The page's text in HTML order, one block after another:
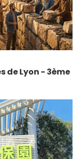
de Lyon - 3ème